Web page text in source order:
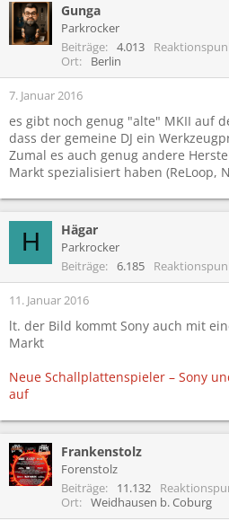
Gunga
Parkrocker
Beiträge
4.013
Ort
Berlin
7. Januar 2016
es gibt noch genug "alte" MKII auf
dass der gemeine DJ ein
Zumal es auch genug andere
Markt spezialisiert haben (ReLoop,
H Hägar
Parkrocker
Beiträge
6.185
11. Januar 2016
lt. der Bild kommt Sony auch mit
Markt
Neue Schallplattenspieler – Sony
auf
Frankenstolz
Forenstolz
Beiträge
11.132
Ort
Weidhausen b. Coburg